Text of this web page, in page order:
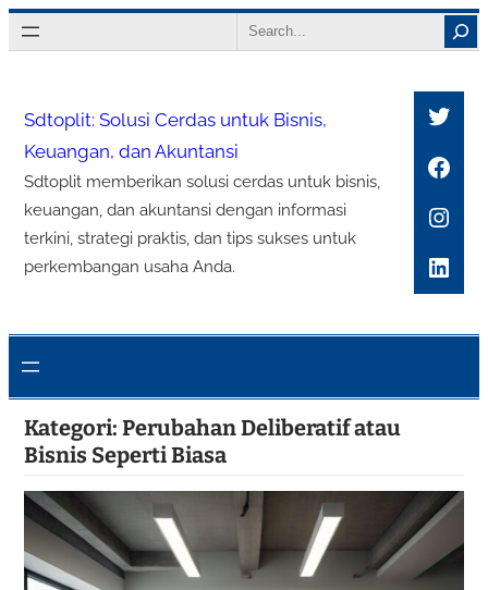
Lewati
ke
Search
Sdtoplit: Solusi Cerdas untuk Bisnis,
Keuangan, dan Akuntansi
Sdtoplit memberikan solusi cerdas untuk bisnis,
keuangan, dan akuntansi dengan informasi
terkini, strategi praktis, dan tips sukses untuk
perkembangan usaha Anda.
Kategori: Perubahan Deliberatif atau
Bisnis Seperti Biasa